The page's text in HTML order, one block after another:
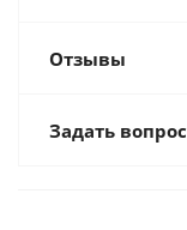
Отзывы
Задать вопрос